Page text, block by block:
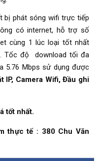
bị phát sóng wifi trực tiếp
có internet, hỗ trợ số
cùng 1 lúc loại tốt nhất
Tốc độ download tối đa
5.76 Mbps sử dụng được
IP, Camera Wifi, Đầu ghi
tốt nhất.
thực tế : 380 Chu Văn